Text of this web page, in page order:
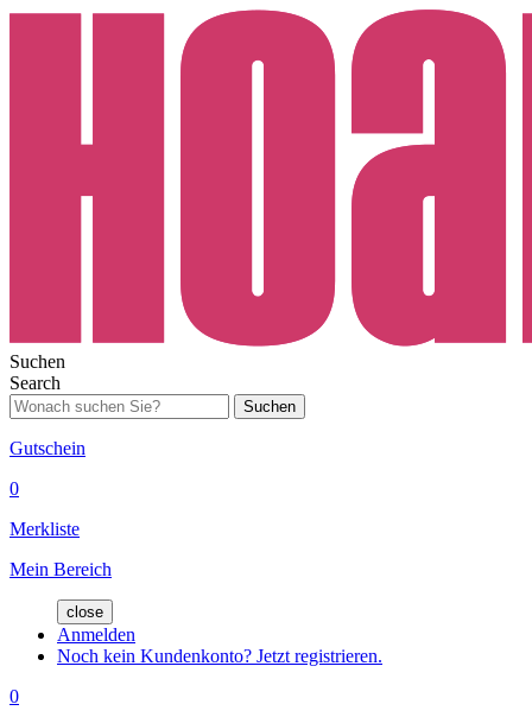
Suchen
Search
Suchen
Gutschein
0
Merkliste
Mein Bereich
close
Anmelden
Noch kein Kundenkonto? Jetzt registrieren.
0